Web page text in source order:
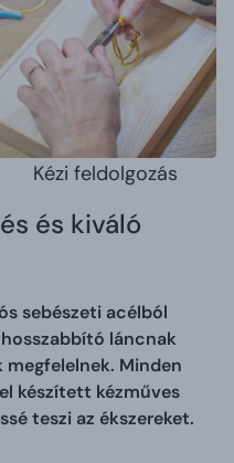
Kézi feldolgozás
és kiváló
sebészeti acélból
hosszabbító láncnak
Minden
készített kézműves
teszi az ékszereket.